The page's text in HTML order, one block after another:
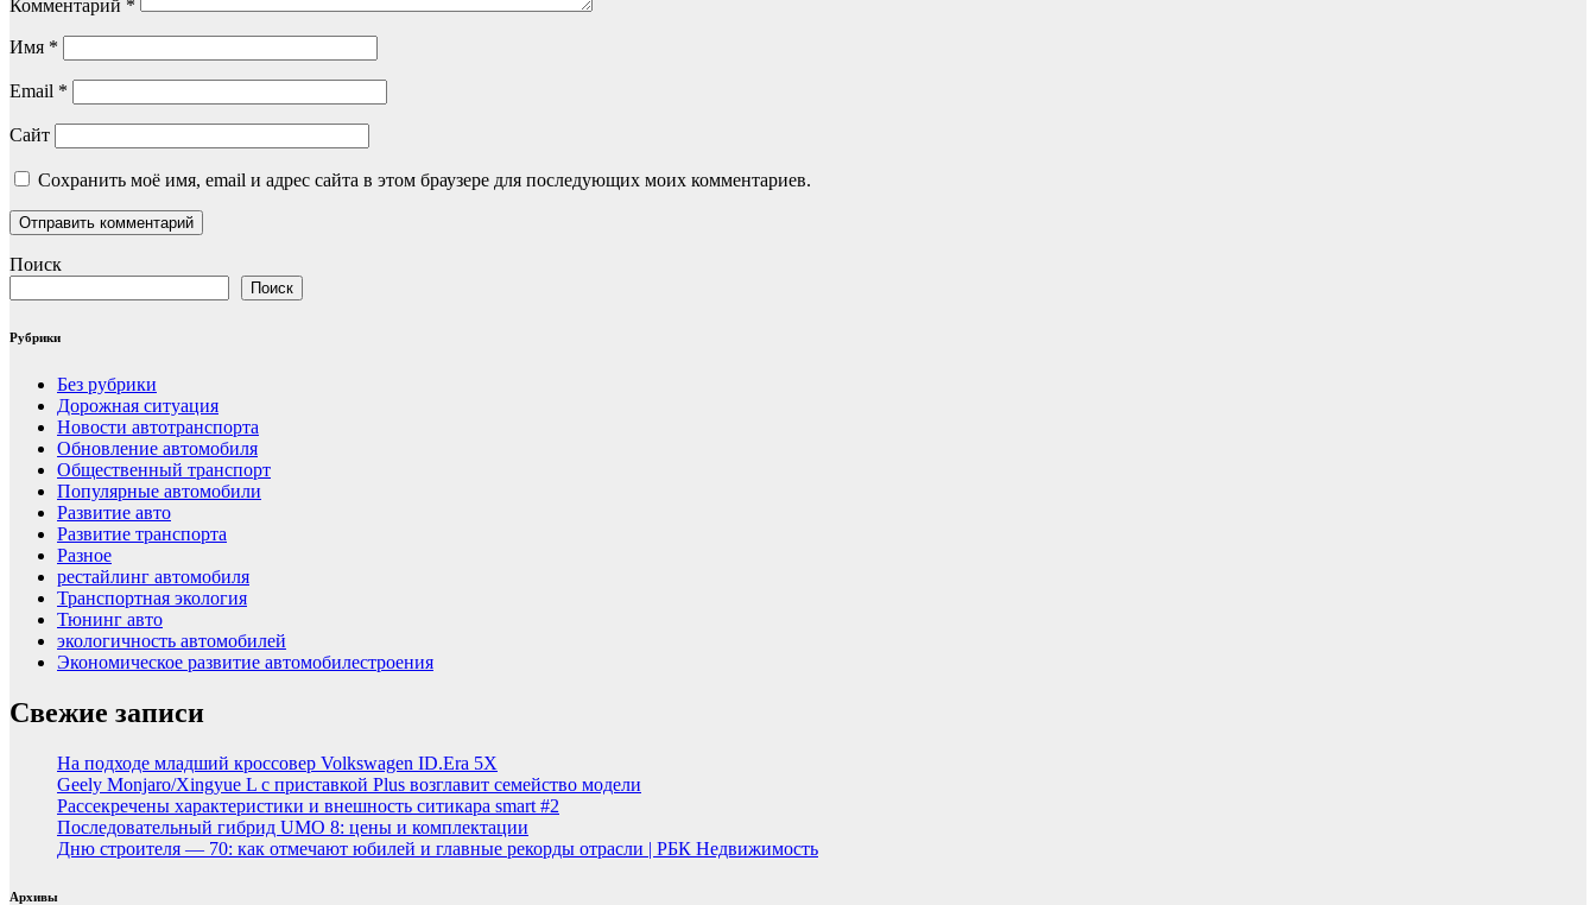
Комментарий *
Имя *
Email *
Сайт
Сохранить моё имя, email и адрес сайта в этом браузере для последующих моих комментариев.
Поиск
Поиск
Рубрики
Без рубрики
Дорожная ситуация
Новости автотранспорта
Обновление автомобиля
Общественный транспорт
Популярные автомобили
Развитие авто
Развитие транспорта
Разное
рестайлинг автомобиля
Транспортная экология
Тюнинг авто
экологичность автомобилей
Экономическое развитие автомобилестроения
Свежие записи
На подходе младший кроссовер Volkswagen ID.Era 5X
Geely Monjaro/Xingyue L с приставкой Plus возглавит семейство модели
Рассекречены характеристики и внешность ситикара smart #2
Последовательный гибрид UMO 8: цены и комплектации
Дню строителя — 70: как отмечают юбилей и главные рекорды отрасли | РБК Недвижимость
Архивы